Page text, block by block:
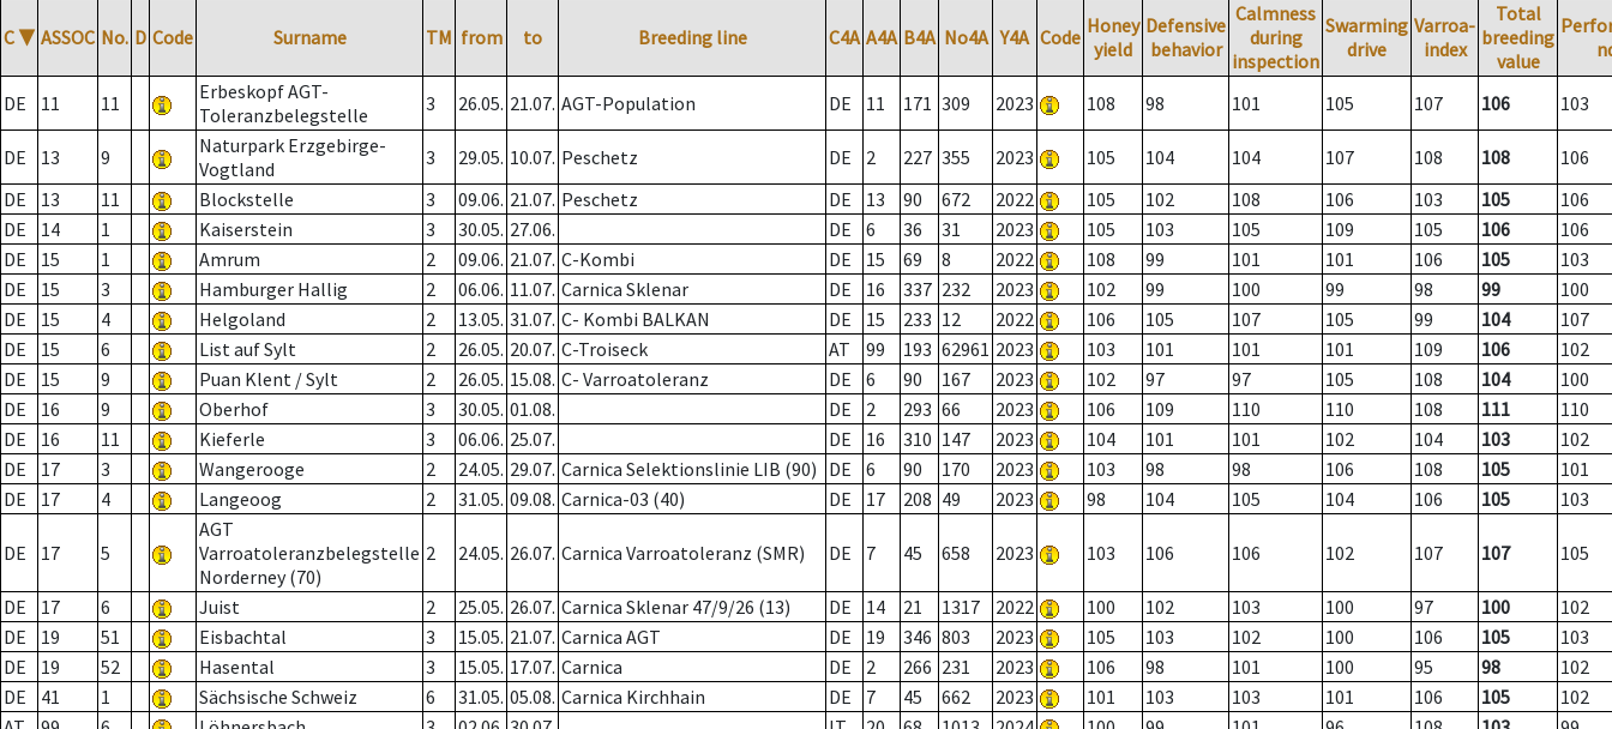
C ▼ ASSOC No. D Code Surname TM from to Breeding line C4A A4A B4A No4A Y4A Code Honey
yield
Defensive
behavior
Calmness
during
inspection
Swarming
drive
Varroa-
index
Total
breeding
value
DE 11 11
Erbeskopf AGT-
Toleranzbelegstelle
3 26.05. 21.07. AGT-Population DE 11 171 309 2023 108 98 101 105 107 106 103
DE 13 9
Naturpark Erzgebirge-
Vogtland
3 29.05. 10.07. Peschetz DE 2 227 355 2023 105 104 104 107 108 108
106
DE
13 11 Blockstelle 3 09.06. 21.07. Peschetz DE 13 90 672 2022 105 102 108 106 103 105
106
DE
14 1 Kaiserstein 3 30.05. 27.06. DE 6 36 31 2023 105 103 105 109 105 106
106
DE
15 1 Amrum 2 09.06. 21.07. C-Kombi DE 15 69 8 2022 108 99 101 101 106 105
103
DE
15 3 Hamburger Hallig 2 06.06. 11.07. Carnica Sklenar DE 16 337 232 2023 102 99 100 99 98 99
100
DE
15 4 Helgoland 2 13.05. 31.07. C- Kombi BALKAN DE 15 233 12 2022 106 105 107 105 99 104
107
DE
15 6 List auf Sylt 2 26.05. 20.07. C-Troiseck AT 99 193 62961 2023 103 101 101 101 109 106
102
DE
15 9 Puan Klent / Sylt 2 26.05. 15.08. C- Varroatoleranz DE 6 90 167 2023 102 97 97 105 108 104
100
DE
16 9 Oberhof 3 30.05. 01.08. DE 2 293 66 2023 106 109 110 110 108 111
110
DE
16 11 Kieferle 3 06.06. 25.07. DE 16 310 147 2023 104 101 101 102 104 103
102
DE
17 3 Wangerooge 2 24.05. 29.07. Carnica Selektionslinie LIB (90) DE 6 90 170 2023 103 98 98 106 108 105
101
DE
17 4 Langeoog 2 31.05. 09.08. Carnica-03 (40) DE 17 208 49 2023 98 104 105 104 106 105 103
DE 17 5
AGT
Varroatoleranzbelegstelle
Norderney (70)
2 24.05. 26.07. Carnica Varroatoleranz (SMR) DE 7 45 658 2023 103 106 106 102 107 107 105
DE 17 6 Juist 2 25.05. 26.07. Carnica Sklenar 47/9/26 (13) DE 14 21 1317 2022 100 102 103 100 97 100
102
DE
19 51 Eisbachtal 3 15.05. 21.07. Carnica AGT DE 19 346 803 2023 105 103 102 100 106 105
103
DE
19 52 Hasental 3 15.05. 17.07. Carnica DE 2 266 231 2023 106 98 101 100 95 98
102
DE
41 1 Sächsische Schweiz 6 31.05. 05.08. Carnica Kirchhain DE 7 45 662 2023 101 103 103 101 106 105
102